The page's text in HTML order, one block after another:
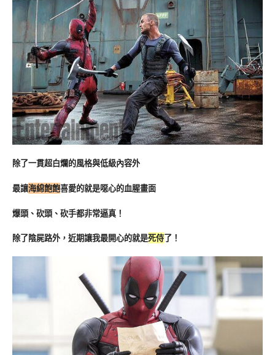
除了一貫超白爛的風格與低級內容外
最讓海綿飽飽喜愛的就是噁心的血腥畫面
爆頭、砍頭、砍手都非常逼真！
除了陰屍路外，近期讓我最開心的就是死侍了！